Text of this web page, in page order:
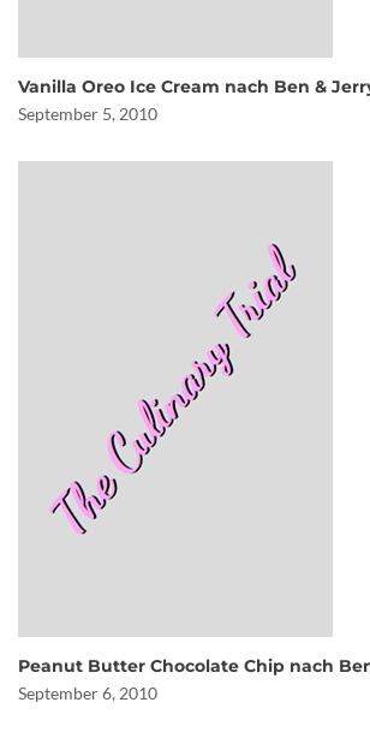
Vanilla Oreo Ice Cream nach Ben &
September 5, 2010
Peanut Butter Chocolate Chip nach
September 6, 2010